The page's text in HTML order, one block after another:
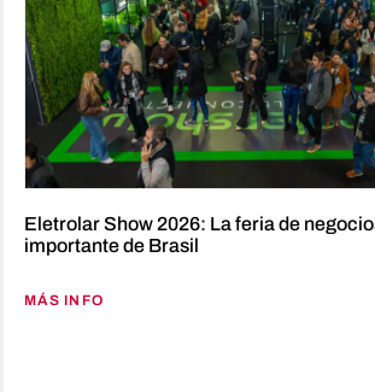
Eletrolar Show 2026: La feria de
importante de Brasil
MÁS INFO